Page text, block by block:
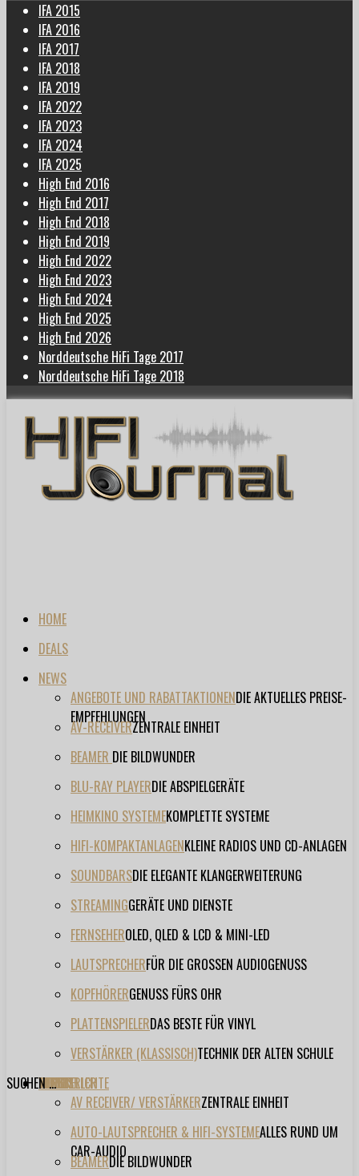
IFA 2015
IFA 2016
IFA 2017
IFA 2018
IFA 2019
IFA 2022
IFA 2023
IFA 2024
IFA 2025
High End 2016
High End 2017
High End 2018
High End 2019
High End 2022
High End 2023
High End 2024
High End 2025
High End 2026
Norddeutsche HiFi Tage 2017
Norddeutsche HiFi Tage 2018
HOME
DEALS
NEWS
ANGEBOTE UND RABATTAKTIONENDIE AKTUELLES PREISE-
EMPFEHLUNGEN
AV-RECEIVERZENTRALE EINHEIT
BEAMER DIE BILDWUNDER
BLU-RAY PLAYERDIE ABSPIELGERÄTE
HEIMKINO SYSTEMEKOMPLETTE SYSTEME
HIFI-KOMPAKTANLAGENKLEINE RADIOS UND CD-ANLAGEN
SOUNDBARSDIE ELEGANTE KLANGERWEITERUNG
STREAMINGGERÄTE UND DIENSTE
FERNSEHEROLED, QLED & LCD & MINI-LED
LAUTSPRECHERFÜR DIE GROSSEN AUDIOGENUSS
KOPFHÖRERGENUSS FÜRS OHR
PLATTENSPIELERDAS BESTE FÜR VINYL
VERSTÄRKER (KLASSISCH)TECHNIK DER ALTEN SCHULE
TESTBERICHTE
AV RECEIVER/ VERSTÄRKERZENTRALE EINHEIT
AUTO-LAUTSPRECHER & HIFI-SYSTEMEALLES RUND UM
CAR-AUDIO
BEAMERDIE BILDWUNDER
FORUM
FILME
VIDEOS
HERSTELLER
EVENT
SUCHEN ...